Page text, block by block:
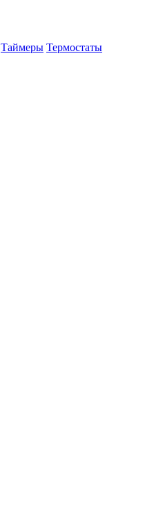
Таймеры Термостаты